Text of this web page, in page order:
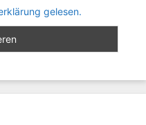
gelesen.